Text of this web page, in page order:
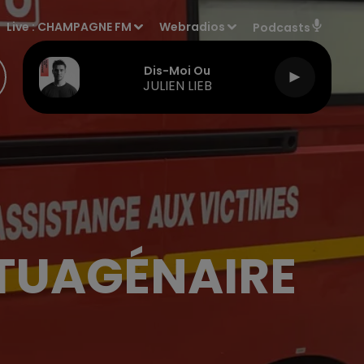
Live :CHAMPAGNE FM Webradios Podcasts
Dis-Moi Ou
JULIEN LIEB